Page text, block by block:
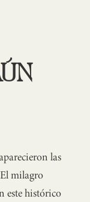
las
milagro
este histórico